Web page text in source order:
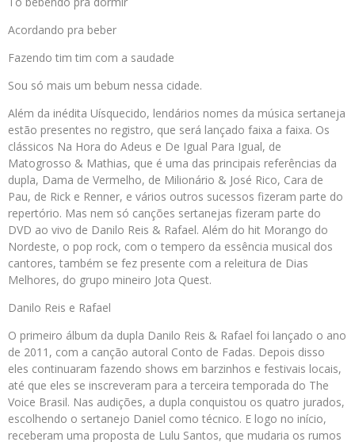
Acordando pra beber
Fazendo tim tim com a saudade
Sou só mais um bebum nessa cidade.
Além da inédita Uísquecido, lendários nomes da música sertaneja
estão presentes no registro, que será lançado faixa a faixa. Os
clássicos Na Hora do Adeus e De Igual Para Igual, de
Matogrosso & Mathias, que é uma das principais referências da
dupla, Dama de Vermelho, de Milionário & José Rico, Cara de
Pau, de Rick e Renner, e vários outros sucessos fizeram parte do
repertório. Mas nem só canções sertanejas fizeram parte do
DVD ao vivo de Danilo Reis & Rafael. Além do hit Morango do
Nordeste, o pop rock, com o tempero da essência musical dos
cantores, também se fez presente com a releitura de Dias
Melhores, do grupo mineiro Jota Quest.
Danilo Reis e Rafael
O primeiro álbum da dupla Danilo Reis & Rafael foi lançado o ano
de 2011, com a canção autoral Conto de Fadas. Depois disso
eles continuaram fazendo shows em barzinhos e festivais locais,
até que eles se inscreveram para a terceira temporada do The
Voice Brasil. Nas audições, a dupla conquistou os quatro jurados,
escolhendo o sertanejo Daniel como técnico. E logo no início,
receberam uma proposta de Lulu Santos, que mudaria os rumos